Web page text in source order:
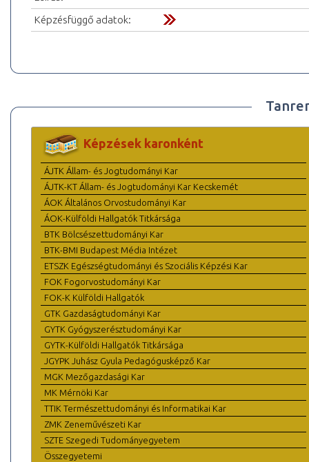
Képzésfüggő adatok:
Képzések karonként
ÁJTK Állam- és Jogtudományi Kar
ÁJTK-KT Állam- és Jogtudományi Kar Kecskemét
ÁOK Általános Orvostudományi Kar
ÁOK-Külföldi Hallgatók Titkársága
BTK Bölcsészettudományi Kar
BTK-BMI Budapest Média Intézet
ETSZK Egészségtudományi és Szociális Képzési Kar
FOK Fogorvostudományi Kar
FOK-K Külföldi Hallgatók
GTK Gazdaságtudományi Kar
GYTK Gyógyszerésztudományi Kar
GYTK-Külföldi Hallgatók Titkársága
JGYPK Juhász Gyula Pedagógusképző Kar
MGK Mezőgazdasági Kar
MK Mérnöki Kar
TTIK Természettudományi és Informatikai Kar
ZMK Zeneművészeti Kar
SZTE Szegedi Tudományegyetem
Összegyetemi